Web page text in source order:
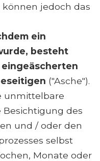
jedoch das
ein
besteht
("Asche").
unmittelbare
Besichtigung des
und / oder den
selbst
Monate oder